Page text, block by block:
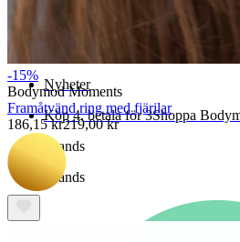
Shoppa titan
Nyheter
Köp 4, betala för 3Shoppa
Brands
Brands
-15%
Bodymod Moments
Framåtvänd ring med fjärilar
186,15 kr219,00 kr